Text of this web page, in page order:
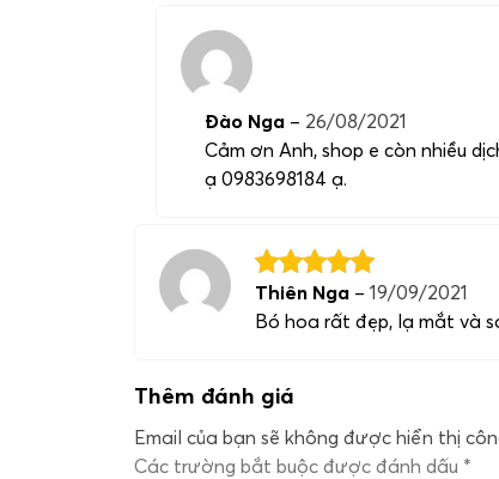
Đào Nga – 26/08/2021
Cảm ơn Anh, shop e còn nhiều
ạ 0983698184 ạ.
Thiên Nga – 19/09/2021
Bó hoa rất đẹp, lạ mắt và
Thêm đánh giá
Email của bạn sẽ không được hiển thị
Các trường bắt buộc được đánh dấu *